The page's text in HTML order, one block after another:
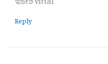
ಇಜೇರಿ vittal
Reply